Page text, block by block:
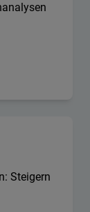
Steigern